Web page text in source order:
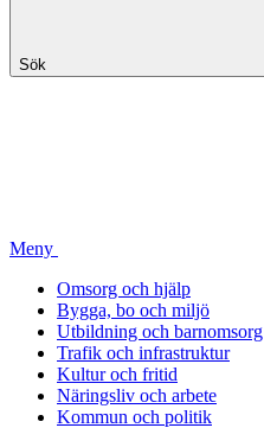
Sök
Meny
Omsorg och hjälp
Bygga, bo och miljö
Utbildning och barnomsorg
Trafik och infrastruktur
Kultur och fritid
Näringsliv och arbete
Kommun och politik